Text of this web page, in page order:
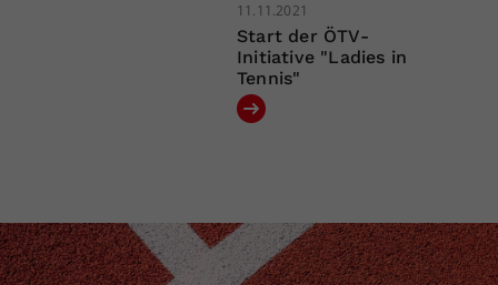
11.11.2021
Start der ÖTV-
Initiative "Ladies in
Tennis"